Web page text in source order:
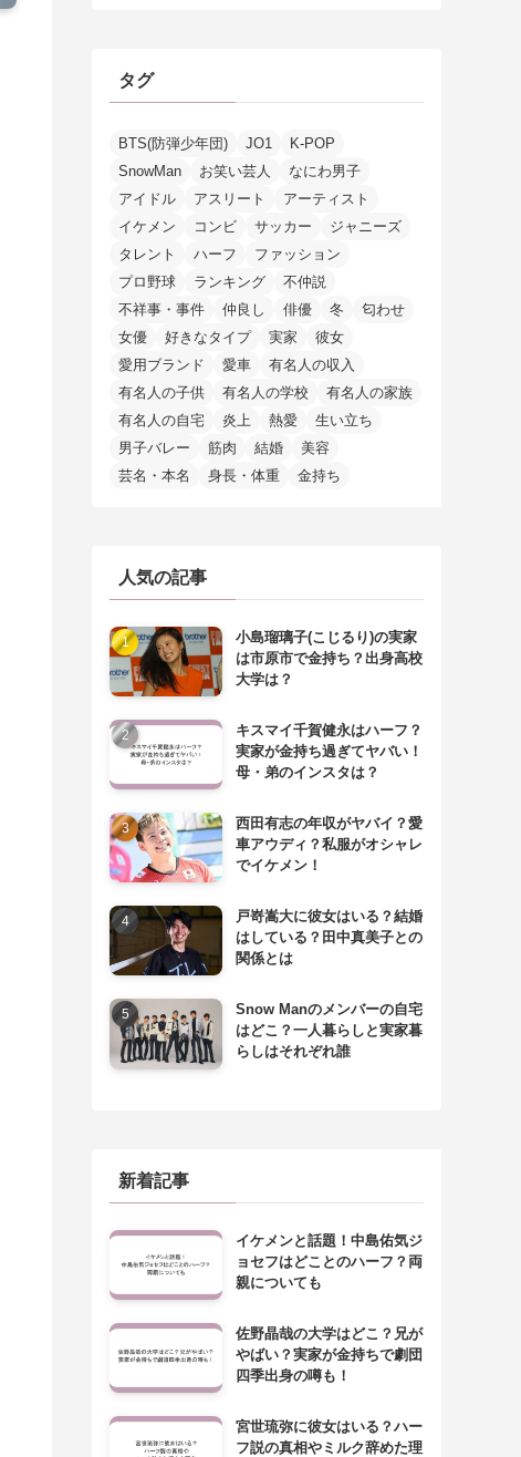
タグ
BTS(防弾少年団) JO1
K-POP
SnowMan
お笑い芸人
なにわ男子
アイドル
アスリート
アーティスト
イケメン
コンビ サッカー
ジャニーズ
タレント
ハーフ
ファッション
プロ野球
ランキング
不仲説
不祥事・事件
仲良し 俳優 冬
匂わせ
女優
好きなタイプ 実家
彼女
愛用ブランド
愛車
有名人の収入
有名人の子供
有名人の学校
有名人の家族
有名人の自宅
炎上 熱愛
生い立ち
男子バレー
筋肉 結婚
美容
芸名・本名
身長・体重 金持ち
人気の記事
小島瑠璃子(こじるり)の実家
は市原市で金持ち？出身高校
大学は？
キスマイ千賀健永はハーフ？
実家が金持ち過ぎてヤバい！
母・弟のインスタは？
西田有志の年収がヤバイ？愛
車アウディ？私服がオシャレ
でイケメン！
戸嵜嵩大に彼女はいる？結婚
はしている？田中真美子との
関係とは
Snow Manのメンバーの自宅
はどこ？一人暮らしと実家暮
らしはそれぞれ誰
新着記事
イケメンと話題！中島佑気ジ
ョセフはどことのハーフ？両
親についても
佐野晶哉の大学はどこ？兄が
やばい？実家が金持ちで劇団
四季出身の噂も！
宮世琉弥に彼女はいる？ハー
フ説の真相やミルク辞めた理